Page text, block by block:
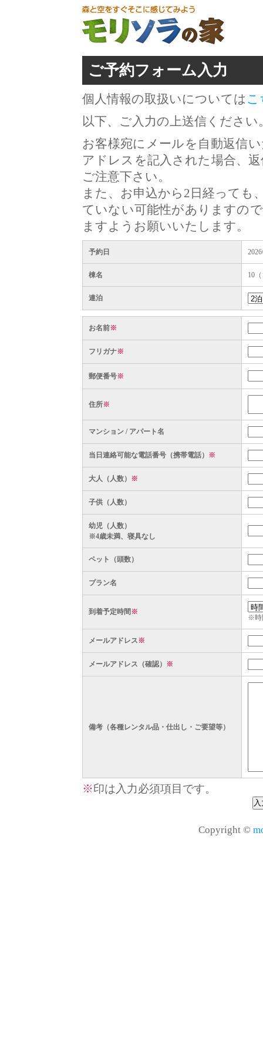
ご予約フォーム入力
個人情報の取扱いについては こ
以下、ご入力の上送信ください
お客様宛にメールを自動返信
アドレスを記入された場合、
ご注意下さい。
また、お申込から2日経っても
ていない可能性がありますの
ますようお願いいたします。
予約日
棟名 10
連泊
お名前※
フリガナ※
郵便番号※
住所※
マンション / アパート名
当日連絡可能な電話番号（携帯電話） ※
大人（人数） ※
子供（人数）
幼児（人数）
※4歳未満、寝具なし
ペット（頭数）
プラン名
到着予定時間※
※時
メールアドレス※
メールアドレス（確認） ※
備考（各種レンタル品・仕出し・ご要望等）
※印は入力必須項目です。
Copyright ©